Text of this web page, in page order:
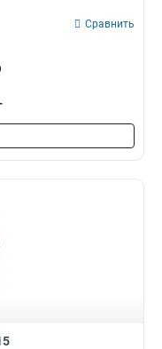
Сравнить